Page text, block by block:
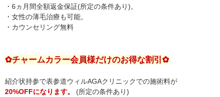
・6ヵ月間全額返金保証(所定の条件あり)。
・女性の薄毛治療も可能。
・カウンセリング無料
✿チャームカラー会員様だけのお得な割引✿
紹介状持参で表参道ウィルAGAクリニックでの施術料が
20%OFFになります。
(所定の条件あり)